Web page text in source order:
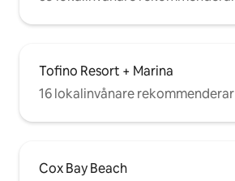
Tofino Resort + Marina
16 lokalinvånare rekommenderar
Cox Bay Beach